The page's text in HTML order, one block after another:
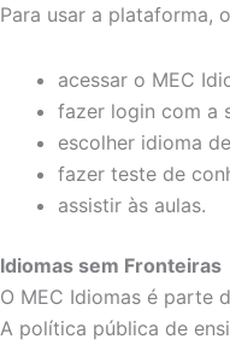
Para usar a plataforma,
acessar o MEC
fazer login com a
escolher idioma
fazer teste de
assistir às aulas.
Idiomas sem Fronteiras
O MEC Idiomas é parte
A política pública de